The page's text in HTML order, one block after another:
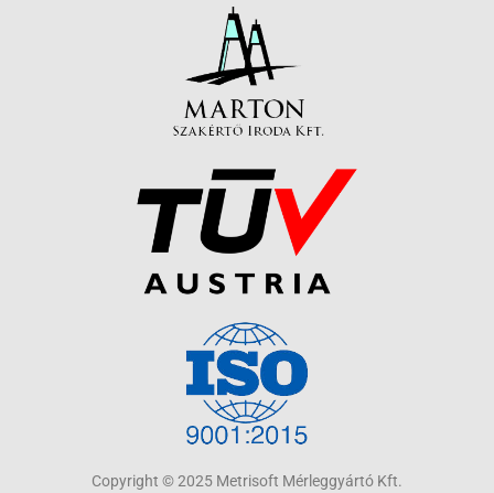
Copyright © 2025 Metrisoft Mérleggyártó Kft.